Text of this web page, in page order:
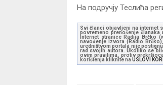
На подручју Теслића
Svi članci objavljeni na internet
povremeno prenošenje
Internet stranice Radija Brčko
navođenje izvora (Radio
uredništvom portala nije
rad svojih autora. Ukoliko se
ovim pravilima, protiv
korištenja kliknite na USLOVI